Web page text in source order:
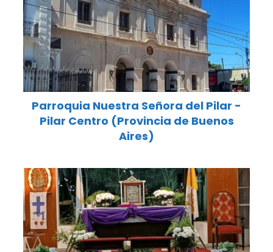
Parroquia Nuestra Señora del Pilar -
Pilar Centro (Provincia de Buenos
Aires)